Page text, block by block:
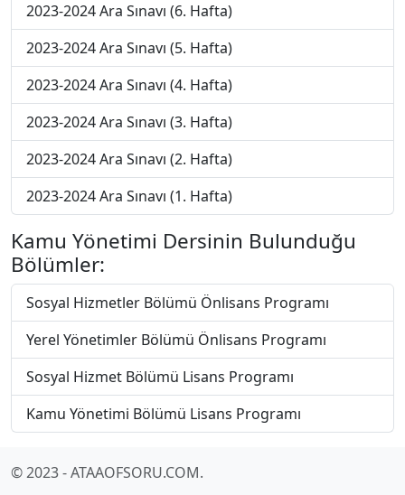
2023-2024 Ara Sınavı (6. Hafta)
2023-2024 Ara Sınavı (5. Hafta)
2023-2024 Ara Sınavı (4. Hafta)
2023-2024 Ara Sınavı (3. Hafta)
2023-2024 Ara Sınavı (2. Hafta)
2023-2024 Ara Sınavı (1. Hafta)
Kamu Yönetimi Dersinin Bulunduğu
Bölümler:
Sosyal Hizmetler Bölümü Önlisans Programı
Yerel Yönetimler Bölümü Önlisans Programı
Sosyal Hizmet Bölümü Lisans Programı
Kamu Yönetimi Bölümü Lisans Programı
© 2023 - ATAAOFSORU.COM.